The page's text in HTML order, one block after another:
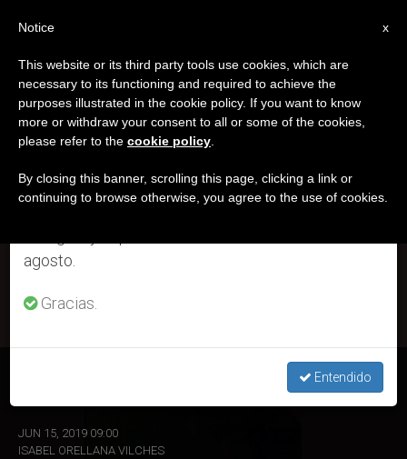
ETIQUETA
Posts Tagged
‘educadora’
ÚLTIMAS NOTICIAS
JUN 15, 2019 09:00
ISABEL ORELLANA VILCHES
×
Aviso importante
Del 27 de julio al 7 de agosto haremos la pausa
anual, aprovechando que en el periodo de verano
se generan menos informaciones y también el
agosto.
Gracias.
Entendido
x
Notice
This website or its third party tools use cookies, which are
necessary to its functioning and required to achieve the
purposes illustrated in the cookie policy. If you want to know
more or withdraw your consent to all or some of the cookies,
please refer to the cookie policy
By closing this banner, scrolling this page, clicking a link or
continuing to browse otherwise, you agree to the use of cookies.